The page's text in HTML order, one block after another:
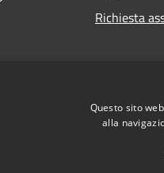
Richiesta
Questo sito
alla